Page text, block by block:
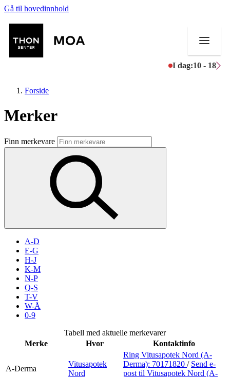
Gå til hovedinnhold
I dag:10 - 18
Butikker
Mat og drikke
Aktiviteter
Inspirasjon
Søk
Praktisk informasjon
Ledige stillinger
Forside
Merker
Finn merkevare
A-D
E-G
H-J
K-M
N-P
Q-S
T-V
W-Å
0-9
Tabell med aktuelle merkevarer
Merke
Hvor Kontaktinfo
A-Derma
Vitusapotek
Nord
Ring Vitusapotek Nord (A-
Derma): 70171820 / Send e-
post til Vitusapotek Nord (A-